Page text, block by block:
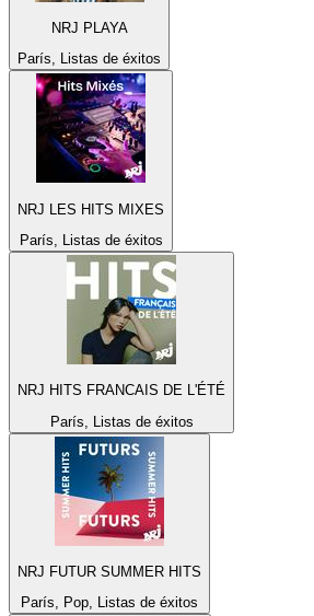
NRJ PLAYA
París, Listas de éxitos
NRJ LES HITS MIXES
París, Listas de éxitos
NRJ HITS FRANCAIS DE L'ÉTÉ
París, Listas de éxitos
NRJ FUTUR SUMMER HITS
París, Pop, Listas de éxitos